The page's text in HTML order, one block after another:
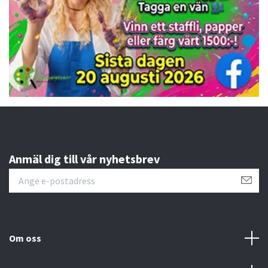
Anmäl dig till vår nyhetsbrev
Om oss